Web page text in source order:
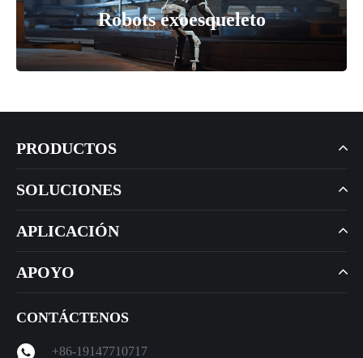
Robots exoesqueleto
PRODUCTOS
SOLUCIONES
APLICACIÓN
APOYO
CONTÁCTENOS
+86-19147710717